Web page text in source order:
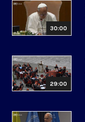
30:00
29:00